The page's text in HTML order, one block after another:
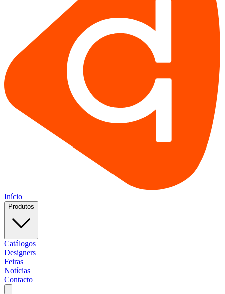
Início
Produtos
Catálogos
Designers
Feiras
Notícias
Contacto